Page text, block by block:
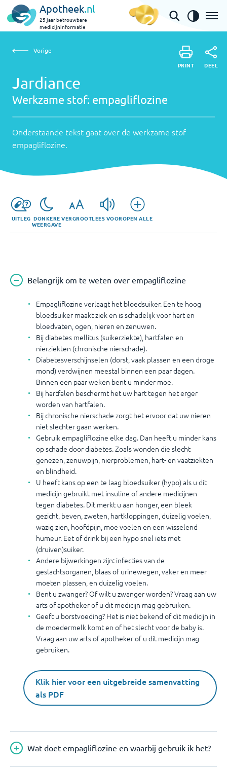
Apotheek.nl
25 jaar betrouwbare
medicijninformatie
Jardiance | empagliflozine
over
de
werkzame
Vorige
Jardiance
Werkzame stof: empagliflozine
Onderstaande tekst gaat over de werkzame stof
empagliflozine.
PRINT DEEL
UITLEG DONKERE
WEERGAVE
VERGROOTLEES VOOROPEN ALLE
Belangrijk om te weten over empagliflozine
Empagliflozine verlaagt het bloedsuiker. Een te hoog
bloedsuiker maakt ziek en is schadelijk voor hart en
bloedvaten, ogen, nieren en zenuwen.
Bij diabetes mellitus (suikerziekte), hartfalen en
nierziekten (chronische nierschade).
Diabetesverschijnselen (dorst, vaak plassen en een droge
mond) verdwijnen meestal binnen een paar dagen.
Binnen een paar weken bent u minder moe.
Bij hartfalen beschermt het uw hart tegen het erger
worden van hartfalen.
Bij chronische nierschade zorgt het ervoor dat uw nieren
niet slechter gaan werken.
Gebruik empagliflozine elke dag. Dan heeft u minder kans
op schade door diabetes. Zoals wonden die slecht
genezen, zenuwpijn, nierproblemen, hart- en vaatziekten
en blindheid.
U heeft kans op een te laag bloedsuiker (hypo) als u dit
medicijn gebruikt met insuline of andere medicijnen
tegen diabetes. Dit merkt u aan honger, een bleek
gezicht, beven, zweten, hartkloppingen, duizelig voelen,
wazig zien, hoofdpijn, moe voelen en een wisselend
humeur. Eet of drink bij een hypo snel iets met
(druiven)suiker.
Andere bijwerkingen zijn: infecties van de
geslachtsorganen, blaas of urinewegen, vaker en meer
moeten plassen, en duizelig voelen.
Bent u zwanger? Of wilt u zwanger worden? Vraag aan uw
arts of apotheker of u dit medicijn mag gebruiken.
Geeft u borstvoeding? Het is niet bekend of dit medicijn in
de moedermelk komt en of het slecht voor de baby is.
Vraag aan uw arts of apotheker of u dit medicijn mag
gebruiken.
Klik hier voor een uitgebreide samenvatting
als PDF
Wat doet empagliflozine en waarbij gebruik ik het?